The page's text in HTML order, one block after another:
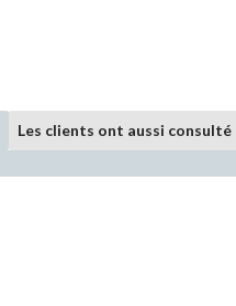
Les clients ont aussi consulté